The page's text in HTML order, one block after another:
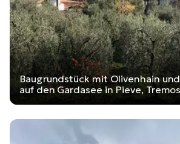
Baugrundstück mit Olivenhain
auf den Gardasee in Pieve,